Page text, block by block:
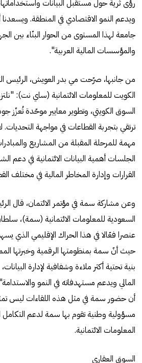
رؤى ثرية حول مستقبل البيانات واستخداماتها،
ويدعم النمو الاقتصادي في المنطقة.
جامعة لهذا المستوى من الحوار البنّاء بين
والمؤسسات المالية العربية".
من جانبها، صرّحت مي بدر العويش، الرئيس
الكويت للمعلومات الائتمانية (ساي نت):
السوق الكويتي، وتطوير معايير موحّدة تُعزّز
ترتقي بتجربة القطاعات في مواجهة
مهمة للمرحلة المقبلة من المشاريع
الجلسات أهمية البيانات الائتمانية في دعم
القرارات وإدارة المخاطر المالية في مختلف
وعن مشاركة سمة في مؤتمر الائتمان، قال
السعودية للمعلومات الائتمانية (سمة)،
عنصرا فعّالا في هذا الحراك الإقليمي الذي
حيث أنّ سمة بمنظومتها الرقمية وخبرتها
بنية تحتية أكثر ملاءة وشفافية لإدارة
المالي ويدعم مستهدفاته في النمو
أن حضور سمة في مثل هذه اللقاءات ليس
مسؤولية وطنية تقوم بها سمة لدعم التكامل
المعلومات الائتمانية.
السوق العقاري